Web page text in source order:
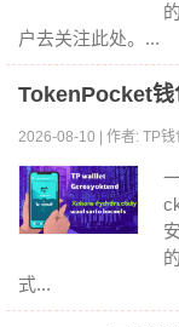
户去关注此处。...
TokenPocket钱
2026-08-10 | 作者: TP钱
式...